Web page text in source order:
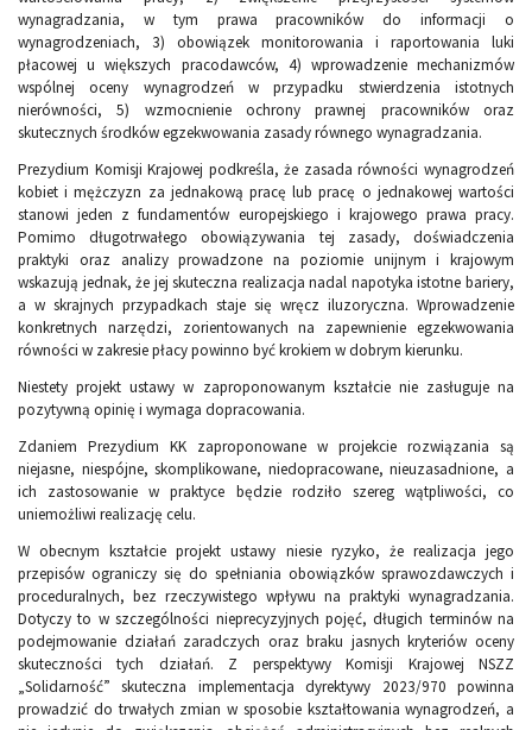
wynagradzania, w tym prawa pracowników do informacji o
wynagrodzeniach, 3) obowiązek monitorowania i raportowania luki
płacowej u większych pracodawców, 4) wprowadzenie mechanizmów
wspólnej oceny wynagrodzeń w przypadku stwierdzenia istotnych
nierówności, 5) wzmocnienie ochrony prawnej pracowników oraz
skutecznych środków egzekwowania zasady równego wynagradzania.
Prezydium Komisji Krajowej podkreśla, że zasada równości wynagrodzeń
kobiet i mężczyzn za jednakową pracę lub pracę o jednakowej wartości
stanowi jeden z fundamentów europejskiego i krajowego prawa pracy.
Pomimo długotrwałego obowiązywania tej zasady, doświadczenia
praktyki oraz analizy prowadzone na poziomie unijnym i krajowym
wskazują jednak, że jej skuteczna realizacja nadal napotyka istotne bariery,
a w skrajnych przypadkach staje się wręcz iluzoryczna. Wprowadzenie
konkretnych narzędzi, zorientowanych na zapewnienie egzekwowania
równości w zakresie płacy powinno być krokiem w dobrym kierunku.
Niestety projekt ustawy w zaproponowanym kształcie nie zasługuje na
pozytywną opinię i wymaga dopracowania.
Zdaniem Prezydium KK zaproponowane w projekcie rozwiązania są
niejasne, niespójne, skomplikowane, niedopracowane, nieuzasadnione, a
ich zastosowanie w praktyce będzie rodziło szereg wątpliwości, co
uniemożliwi realizację celu.
W obecnym kształcie projekt ustawy niesie ryzyko, że realizacja jego
przepisów ograniczy się do spełniania obowiązków sprawozdawczych i
proceduralnych, bez rzeczywistego wpływu na praktyki wynagradzania.
Dotyczy to w szczególności nieprecyzyjnych pojęć, długich terminów na
podejmowanie działań zaradczych oraz braku jasnych kryteriów oceny
skuteczności tych działań. Z perspektywy Komisji Krajowej NSZZ
„Solidarność” skuteczna implementacja dyrektywy 2023/970 powinna
prowadzić do trwałych zmian w sposobie kształtowania wynagrodzeń, a